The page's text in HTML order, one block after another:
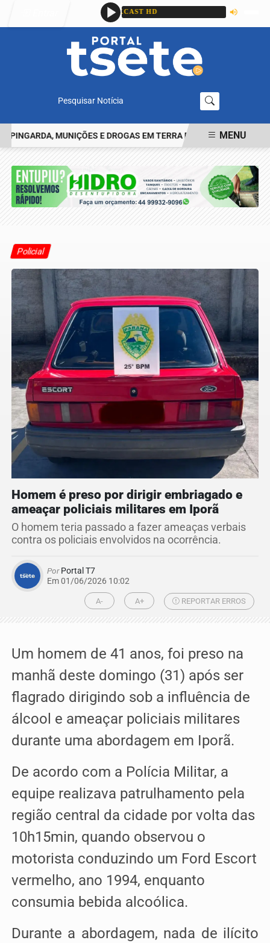
Pesquisar Notícia
MUNIÇÕES E DROGAS EM TERRA ROXA CASAL É
MENU
Policial
Homem é preso por dirigir embriagado e
ameaçar policiais militares em Iporã
O homem teria passado a fazer ameaças verbais
contra os policiais envolvidos na ocorrência.
PorPortal T7
Em 01/06/2026 10:02
A- A+ REPORTAR ERROS
Um homem de 41 anos, foi preso na
manhã deste domingo (31) após ser
flagrado dirigindo sob a influência de
álcool e ameaçar policiais militares
durante uma abordagem em Iporã.
De acordo com a Polícia Militar, a
equipe realizava patrulhamento pela
região central da cidade por volta das
10h15min, quando observou o
motorista conduzindo um Ford Escort
vermelho, ano 1994, enquanto
consumia bebida alcoólica.
Durante a abordagem, nada de ilícito